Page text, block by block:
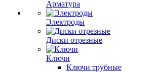
Арматура
Электроды
Диски отрезные
Ключи
Ключи трубные